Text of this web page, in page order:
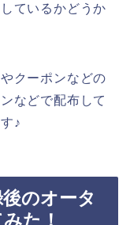
ているかどうか
クーポンなどの
などで配布して
♪
のオータ
た！